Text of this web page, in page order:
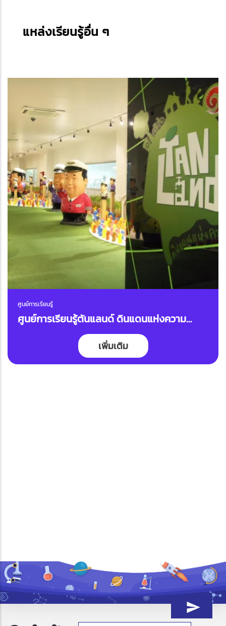
แหล่งเรียนรู้อื่น ๆ
ศูนย์การเรียนรู้
ศูนย์การเรียนรู้ตันแลนด์ ดินแดนแห่งความ
เพิ่มเติม